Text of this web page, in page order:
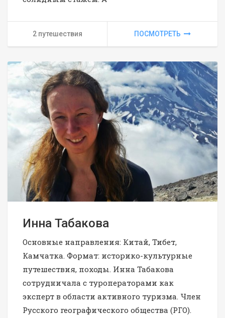
2 путешествия ПОСМОТРЕТЬ
Инна Табакова
Основные направления: Китай, Тибет,
Камчатка. Формат: историко-культурные
путешествия, походы. Инна Табакова
сотрудничала с туроператорами как
эксперт в области активного туризма. Член
Русского географического общества (РГО).